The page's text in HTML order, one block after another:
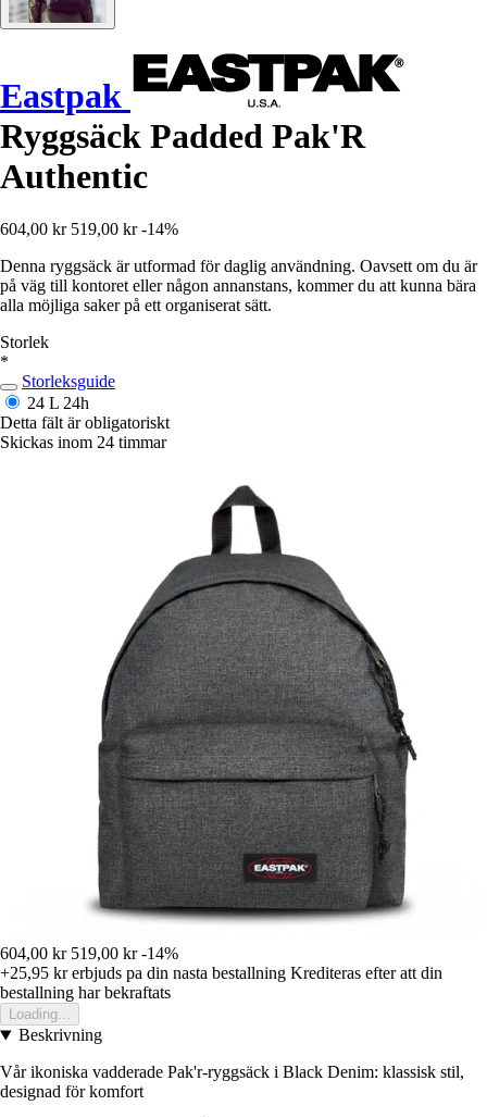
Eastpak
Ryggsäck Padded Pak'R
Authentic
604,00 kr 519,00 kr -14%
Denna ryggsäck är utformad för daglig användning. Oavsett om du är
på väg till kontoret eller någon annanstans, kommer du att kunna bära
alla möjliga saker på ett organiserat sätt.
Storlek
*
Storleksguide
24 L 24h
Detta fält är obligatoriskt
Skickas inom 24 timmar
604,00 kr 519,00 kr -14%
+25,95 krerbjuds pa din nasta bestallning Krediteras efter att din
bestallning har bekraftats
Loading...
Beskrivning
Vår ikoniska vadderade Pak'r-ryggsäck i Black Denim: klassisk stil,
designad för komfort